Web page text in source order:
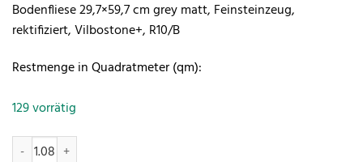
Bodenfliese 29,7×59,7 cm grey matt, Feinsteinzeug,
rektifiziert, Vilbostone+, R10/B
Restmenge in Quadratmeter (qm):
129 vorrätig
Villeroy & Boch Bodenfliese Mellow Stone 30x60 cm grey matt 2672